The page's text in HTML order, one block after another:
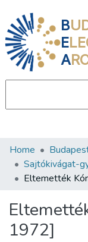
B
E
A
Communities &
All of DSpace
About us
Home
Sajtókivágat-
1972]